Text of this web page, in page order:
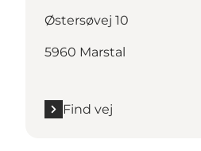
Østersøvej 10
5960 Marstal
Find vej